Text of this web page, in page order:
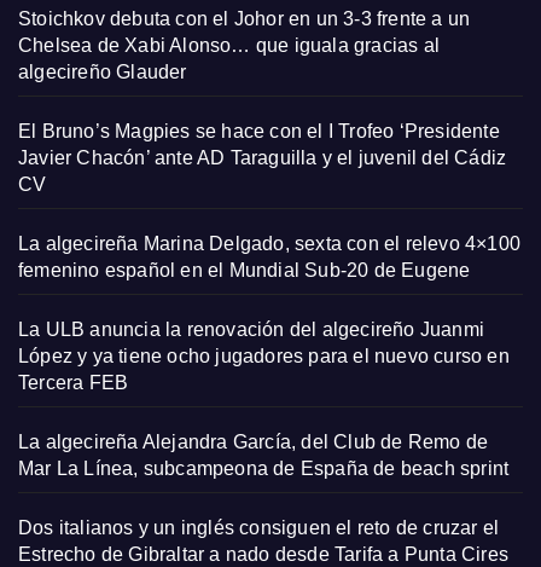
Stoichkov debuta con el Johor en un 3-3 frente a un
Chelsea de Xabi Alonso… que iguala gracias al
algecireño Glauder
El Bruno’s Magpies se hace con el I Trofeo ‘Presidente
Javier Chacón’ ante AD Taraguilla y el juvenil del Cádiz
CV
La algecireña Marina Delgado, sexta con el relevo 4×100
femenino español en el Mundial Sub-20 de Eugene
La ULB anuncia la renovación del algecireño Juanmi
López y ya tiene ocho jugadores para el nuevo curso en
Tercera FEB
La algecireña Alejandra García, del Club de Remo de
Mar La Línea, subcampeona de España de beach sprint
Dos italianos y un inglés consiguen el reto de cruzar el
Estrecho de Gibraltar a nado desde Tarifa a Punta Cires